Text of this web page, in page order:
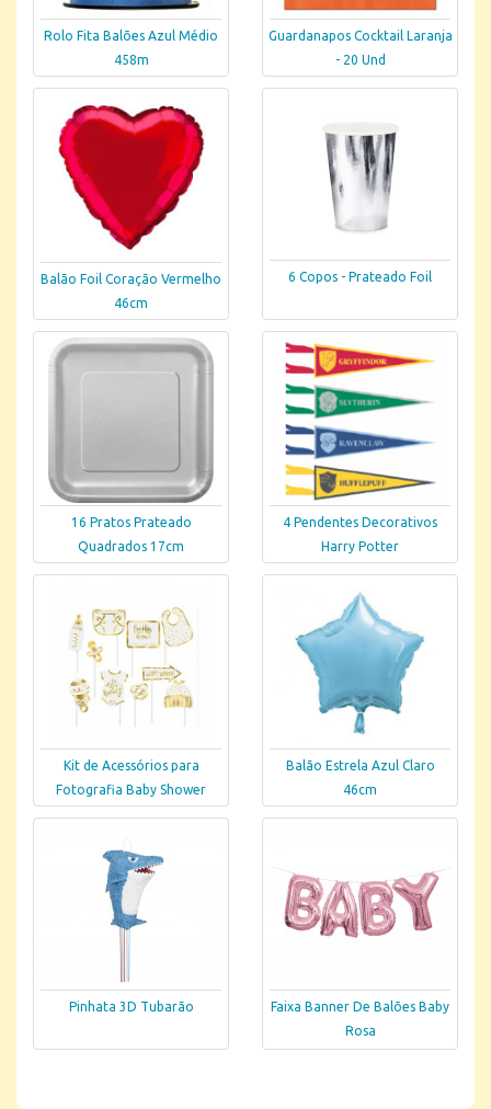
Rolo Fita Balões Azul Médio
458m
Guardanapos Cocktail Laranja
- 20 Und
Balão Foil Coração Vermelho
46cm
6 Copos - Prateado Foil
16 Pratos Prateado
Quadrados 17cm
4 Pendentes Decorativos
Harry Potter
Kit de Acessórios para
Fotografia Baby Shower
Balão Estrela Azul Claro
46cm
Pinhata 3D Tubarão
Faixa Banner De Balões Baby
Rosa